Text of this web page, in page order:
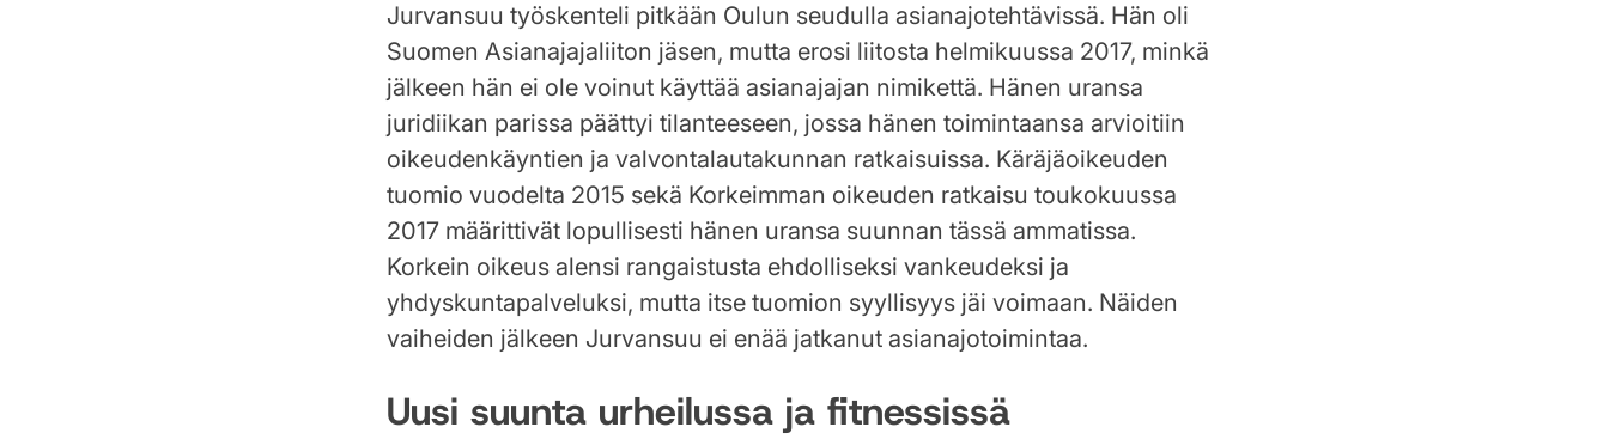
Jurvansuu työskenteli pitkään Oulun seudulla asianajotehtävissä. Hän oli
Suomen Asianajajaliiton jäsen, mutta erosi liitosta helmikuussa 2017, minkä
jälkeen hän ei ole voinut käyttää asianajajan nimikettä. Hänen uransa
juridiikan parissa päättyi tilanteeseen, jossa hänen toimintaansa arvioitiin
oikeudenkäyntien ja valvontalautakunnan ratkaisuissa. Käräjäoikeuden
tuomio vuodelta 2015 sekä Korkeimman oikeuden ratkaisu toukokuussa
2017 määrittivät lopullisesti hänen uransa suunnan tässä ammatissa.
Korkein oikeus alensi rangaistusta ehdolliseksi vankeudeksi ja
yhdyskuntapalveluksi, mutta itse tuomion syyllisyys jäi voimaan. Näiden
vaiheiden jälkeen Jurvansuu ei enää jatkanut asianajotoimintaa.
Uusi suunta urheilussa ja fitnessissä